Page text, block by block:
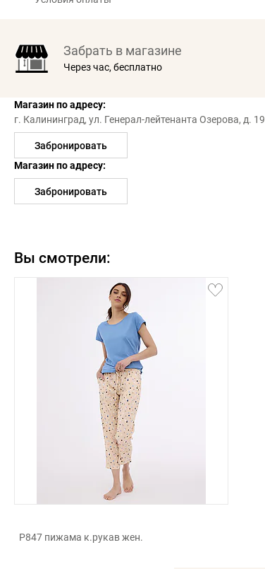
Забрать в магазине
Через час, бесплатно
Магазин по адресу:
г. Калининград, ул. Генерал-лейтенанта Озерова, д. 19
Забронировать
Магазин по адресу:
Забронировать
Вы смотрели:
P847 пижама к.рукав жен.